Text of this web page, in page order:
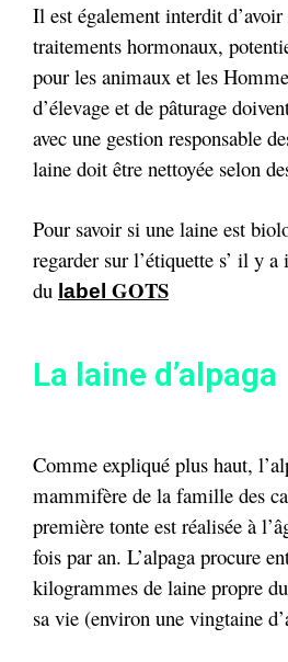
Il est également interdit d’avoir
traitements hormonaux,
pour les animaux et les
d’élevage et de pâturage
avec une gestion responsable
laine doit être nettoyée selon
Pour savoir si une laine est
regarder sur l’étiquette s’ il y a
du label GOTS
La laine d’alpaga
Comme expliqué plus haut,
mammifère de la famille des
première tonte est réalisée à
fois par an. L’alpaga procure
kilogrammes de laine propre
sa vie (environ une vingtaine